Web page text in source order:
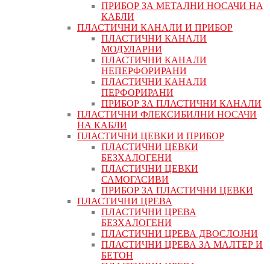
ПРИБОР ЗА МЕТАЛНИ НОСАЧИ НА
КАБЛИ
ПЛАСТИЧНИ КАНАЛИ И ПРИБОР
ПЛАСТИЧНИ КАНАЛИ
МОДУЛАРНИ
ПЛАСТИЧНИ КАНАЛИ
НЕПЕРФОРИРАНИ
ПЛАСТИЧНИ КАНАЛИ
ПЕРФОРИРАНИ
ПРИБОР ЗА ПЛАСТИЧНИ КАНАЛИ
ПЛАСТИЧНИ ФЛЕКСИБИЛНИ НОСАЧИ
НА КАБЛИ
ПЛАСТИЧНИ ЦЕВКИ И ПРИБОР
ПЛАСТИЧНИ ЦЕВКИ
БЕЗХАЛОГЕНИ
ПЛАСТИЧНИ ЦЕВКИ
САМОГАСИВИ
ПРИБОР ЗА ПЛАСТИЧНИ ЦЕВКИ
ПЛАСТИЧНИ ЦРЕВА
ПЛАСТИЧНИ ЦРЕВА
БЕЗХАЛОГЕНИ
ПЛАСТИЧНИ ЦРЕВА ДВОСЛОЈНИ
ПЛАСТИЧНИ ЦРЕВА ЗА МАЛТЕР И
БЕТОН